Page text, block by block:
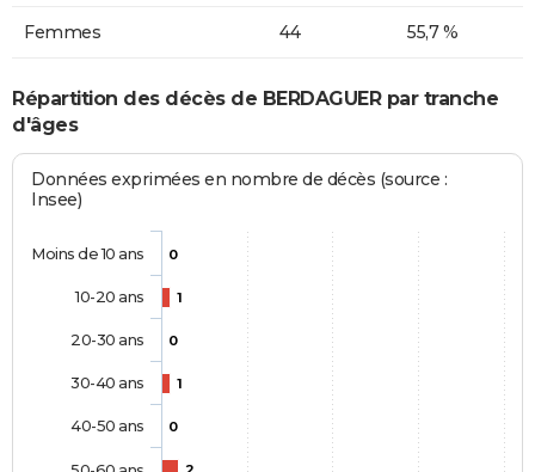
Femmes 44 55,7 %
Répartition des décès de BERDAGUER par tranche
d'âges
Données exprimées en nombre de décès (source :
Insee)
0
1
0
1
0
Moins de 10 ans
10-20 ans
20-30 ans
30-40 ans
40-50 ans